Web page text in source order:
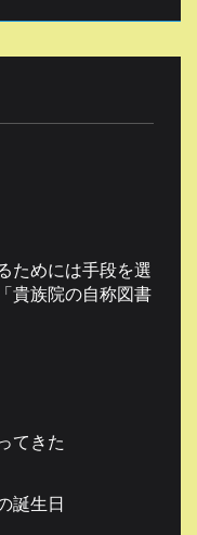
ためには手段を選
貴族院の自称図書
てきた
誕生日